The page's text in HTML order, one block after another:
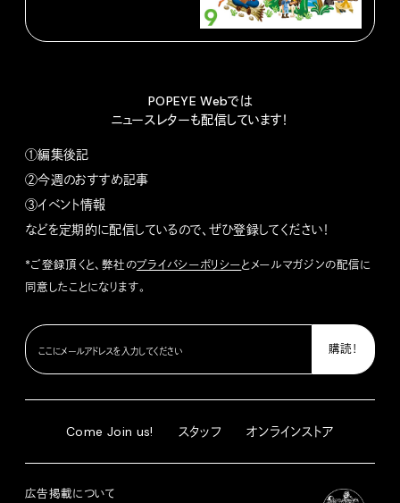
POPEYE Webでは
ニュースレターも配信しています！
①編集後記
②今週のおすすめ記事
③イベント情報
などを定期的に配信しているので、ぜひ登録してください！
*ご登録頂くと、弊社のプライバシーポリシーとメールマガジンの配信に
同意したことになります。
Come Join us! スタッフ オンラインストア
広告掲載について